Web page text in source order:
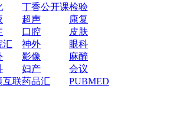
丁香公开课检验
超声
康复
口腔
皮肤
汇 神外
眼科
影像
麻醉
妇产
会议
互联药品汇
PUBMED